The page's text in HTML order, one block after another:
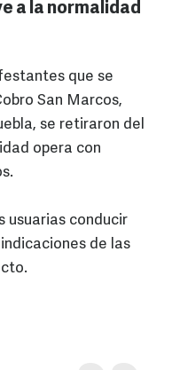
a la normalidad
que se
San Marcos,
se retiraron del
opera con
usuarias conducir
de las